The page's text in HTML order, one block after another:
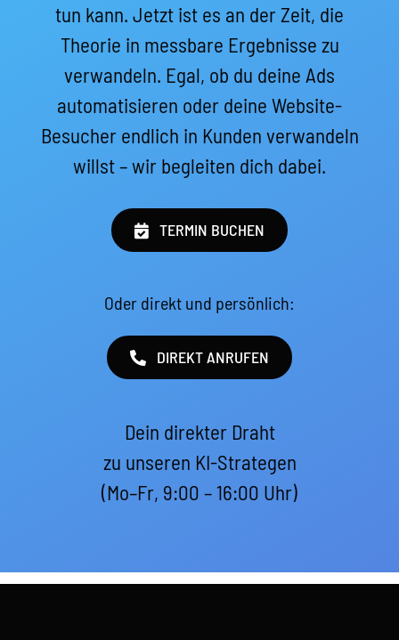
tun kann. Jetzt ist es an der Zeit, die
Theorie in messbare Ergebnisse zu
verwandeln. Egal, ob du deine Ads
automatisieren oder deine Website-
Besucher endlich in Kunden verwandeln
willst – wir begleiten dich dabei.
TERMIN BUCHEN
Oder direkt und persönlich:
DIREKT ANRUFEN
Dein direkter Draht
zu unseren KI-Strategen
(Mo–Fr, 9:00 – 16:00 Uhr)